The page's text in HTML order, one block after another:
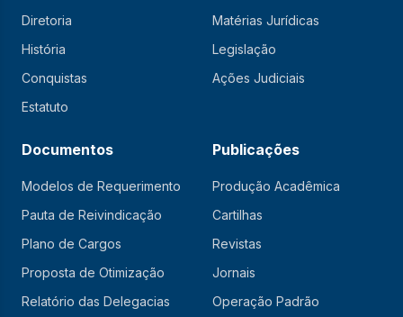
Diretoria
História
Conquistas
Estatuto
Matérias Jurídicas
Legislação
Ações Judiciais
Documentos
Modelos de Requerimento
Pauta de Reivindicação
Plano de Cargos
Proposta de Otimização
Relatório das Delegacias
Publicações
Produção Acadêmica
Cartilhas
Revistas
Jornais
Operação Padrão